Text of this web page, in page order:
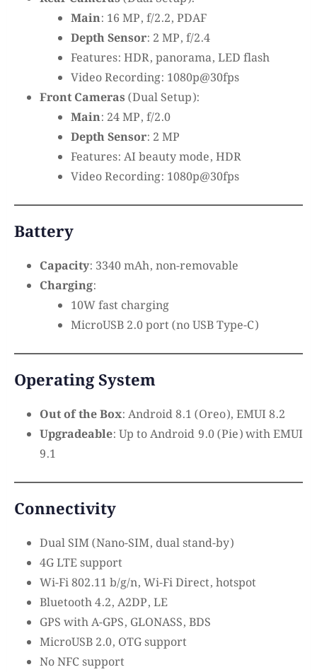
Main: 16 MP, f/2.2, PDAF
Depth Sensor: 2 MP, f/2.4
Features: HDR, panorama, LED flash
Video Recording: 1080p@30fps
Front Cameras (Dual Setup):
Main: 24 MP, f/2.0
Depth Sensor: 2 MP
Features: AI beauty mode, HDR
Video Recording: 1080p@30fps
Battery
Capacity: 3340 mAh, non-removable
Charging:
10W fast charging
MicroUSB 2.0 port (no USB Type-C)
Operating System
Out of the Box: Android 8.1 (Oreo), EMUI 8.2
Upgradeable: Up to Android 9.0 (Pie) with EMUI
9.1
Connectivity
Dual SIM (Nano-SIM, dual stand-by)
4G LTE support
Wi-Fi 802.11 b/g/n, Wi-Fi Direct, hotspot
Bluetooth 4.2, A2DP, LE
GPS with A-GPS, GLONASS, BDS
MicroUSB 2.0, OTG support
No NFC support